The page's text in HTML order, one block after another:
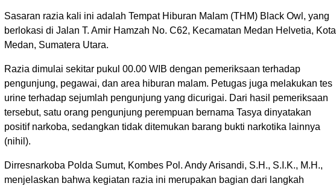
Sasaran razia kali ini adalah Tempat Hiburan Malam (THM) Black Owl, yang
berlokasi di Jalan T. Amir Hamzah No. C62, Kecamatan Medan Helvetia, Kota
Medan, Sumatera Utara.
Razia dimulai sekitar pukul 00.00 WIB dengan pemeriksaan terhadap
pengunjung, pegawai, dan area hiburan malam. Petugas juga melakukan tes
urine terhadap sejumlah pengunjung yang dicurigai. Dari hasil pemeriksaan
tersebut, satu orang pengunjung perempuan bernama Tasya dinyatakan
positif narkoba, sedangkan tidak ditemukan barang bukti narkotika lainnya
(nihil).
Dirresnarkoba Polda Sumut, Kombes Pol. Andy Arisandi, S.H., S.I.K., M.H.,
menjelaskan bahwa kegiatan razia ini merupakan bagian dari langkah